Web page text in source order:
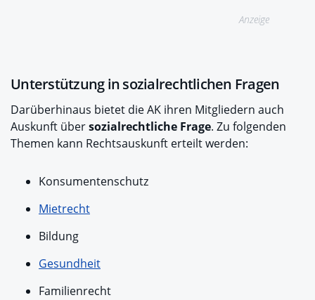
Anzeige
Unterstützung in sozialrechtlichen Fragen
Darüberhinaus bietet die AK ihren Mitgliedern auch
Auskunft übersozialrechtliche Frage. Zu folgenden
Themen kann Rechtsauskunft erteilt werden:
Konsumentenschutz
Mietrecht
Bildung
Gesundheit
Familienrecht